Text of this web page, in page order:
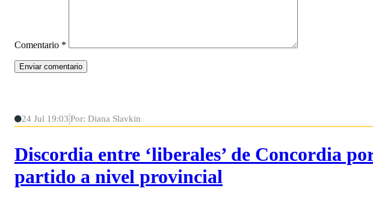
Comentario *
24 Jul 19:03 Por: Diana Slavkin
Discordia entre ‘liberales’ de Concordia
partido a nivel provincial